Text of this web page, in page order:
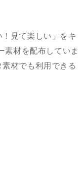
見て楽しい」をキ
素材を配布していま
材でも利用できる